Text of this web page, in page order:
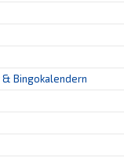
Bingokalendern